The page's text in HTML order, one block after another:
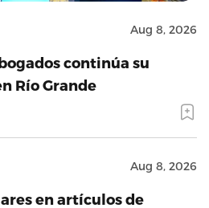
Aug 8, 2026
continúa su
Río Grande
Aug 8, 2026
en artículos de